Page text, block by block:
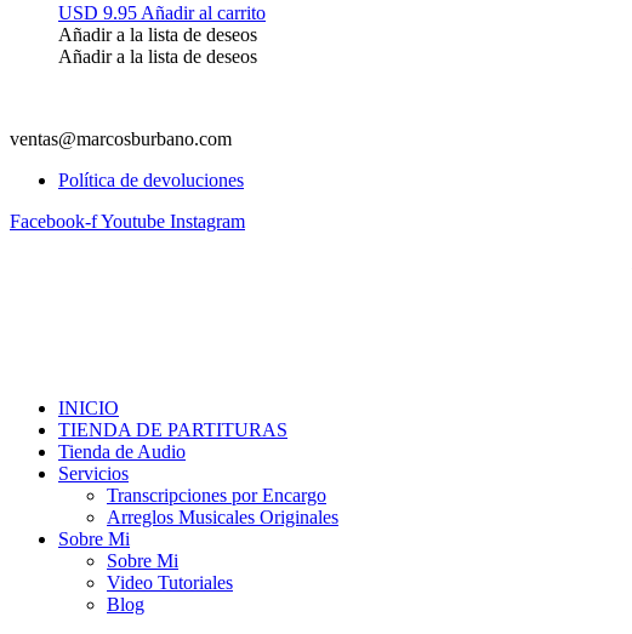
USD 9.95 Añadir al carrito
Añadir a la lista de deseos
Añadir a la lista de deseos
ventas@marcosburbano.com
Política de devoluciones
Facebook-fYoutube Instagram
INICIO
TIENDA DE PARTITURAS
Tienda de Audio
Servicios
Transcripciones por Encargo
Arreglos Musicales Originales
Sobre Mi
Sobre Mi
Video Tutoriales
Blog